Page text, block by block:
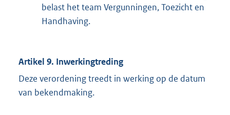
belast het team Vergunningen, Toezicht en
Handhaving.
Artikel 9. Inwerkingtreding
Deze verordening treedt in werking op de datum
van bekendmaking.